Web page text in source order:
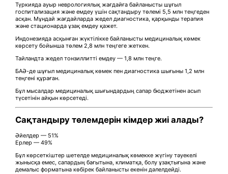
Түркияда ауыр неврологиялық жағдайға байланысты шұғыл
госпитализация және емдеу үшін сақтандыру төлемі 5,5 млн теңгеден
асқан. Мұндай жағдайларда жедел диагностика, қарқынды терапия
және стационарда ұзақ емдеу қажет.
Индонезияда асқынған жүктілікке байланысты медициналық көмек
көрсету бойынша төлем 2,8 млн теңгеге жеткен.
Тайландта жедел тонзиллитті емдеу — 1,8 млн теңге.
БАӘ-де шұғыл медициналық көмек пен диагностика шығыны 1,2 млн
теңгені құраған.
Бұл мысалдар медициналық шығындардың сапар бюджетінен асып
түсетінін айқын көрсетеді.
Сақтандыру төлемдерін кімдер жиі алады?
Әйелдер — 51%
Ерлер — 49%
Бұл көрсеткіштер шетелде медициналық көмекке жүгіну тәуекелі
жынысқа емес, сапардың бағытына, климатқа, болу ұзақтығына және
демалыс форматына көбірек байланысты екенін дәлелдейді.